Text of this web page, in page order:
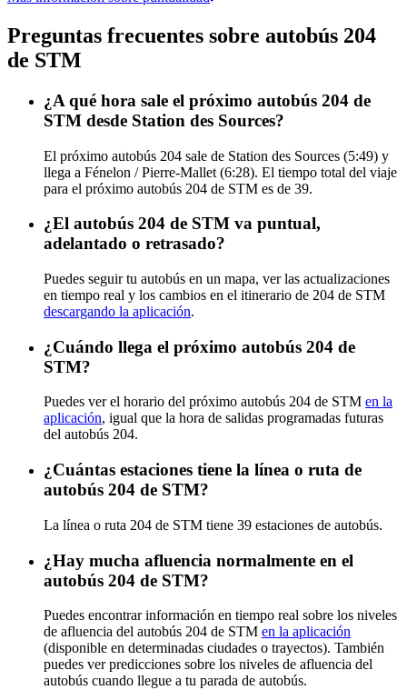
Preguntas frecuentes sobre autobús 204
de STM
¿A qué hora sale el próximo autobús 204 de
STM desde Station des Sources?
El próximo autobús 204 sale de Station des Sources (5:49) y
llega a Fénelon / Pierre-Mallet (6:28). El tiempo total del viaje
para el próximo autobús 204 de STM es de 39.
¿El autobús 204 de STM va puntual,
adelantado o retrasado?
Puedes seguir tu autobús en un mapa, ver las actualizaciones
en tiempo real y los cambios en el itinerario de 204 de STM
descargando la aplicación.
¿Cuándo llega el próximo autobús 204 de
STM?
Puedes ver el horario del próximo autobús 204 de STM en la
aplicación, igual que la hora de salidas programadas futuras
del autobús 204.
¿Cuántas estaciones tiene la línea o ruta de
autobús 204 de STM?
La línea o ruta 204 de STM tiene 39 estaciones de autobús.
¿Hay mucha afluencia normalmente en el
autobús 204 de STM?
Puedes encontrar información en tiempo real sobre los niveles
de afluencia del autobús 204 de STM en la aplicación
(disponible en determinadas ciudades o trayectos). También
puedes ver predicciones sobre los niveles de afluencia del
autobús cuando llegue a tu parada de autobús.